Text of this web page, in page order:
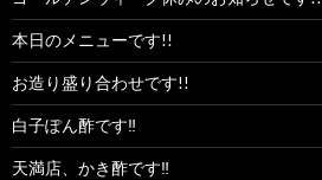
本日のメニューです!!
お造り盛り合わせです!!
白子ぽん酢です‼︎
天満店、かき酢です‼︎